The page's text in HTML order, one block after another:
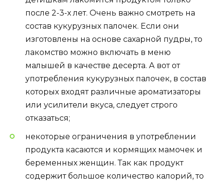
после 2-3-х лет. Очень важно смотреть на
состав кукурузных палочек. Если они
изготовлены на основе сахарной пудры, то
лакомство можно включать в меню
малышей в качестве десерта. А вот от
употребления кукурузных палочек, в состав
которых входят различные ароматизаторы
или усилители вкуса, следует строго
отказаться;
некоторые ограничения в употреблении
продукта касаются и кормящих мамочек и
беременных женщин. Так как продукт
содержит большое количество калорий, то